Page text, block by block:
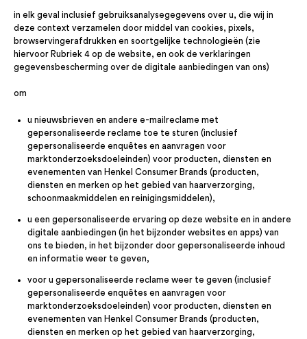
in elk geval inclusief gebruiksanalysegegevens over u, die wij in
deze context verzamelen door middel van cookies, pixels,
browservingerafdrukken en soortgelijke technologieën (zie
hiervoor Rubriek 4 op de website, en ook de verklaringen
gegevensbescherming over de digitale aanbiedingen van ons)
om
u nieuwsbrieven en andere e-mailreclame met
gepersonaliseerde reclame toe te sturen (inclusief
gepersonaliseerde enquêtes en aanvragen voor
marktonderzoeksdoeleinden) voor producten, diensten en
evenementen van Henkel Consumer Brands (producten,
diensten en merken op het gebied van haarverzorging,
schoonmaakmiddelen en reinigingsmiddelen),
u een gepersonaliseerde ervaring op deze website en in andere
digitale aanbiedingen (in het bijzonder websites en apps) van
ons te bieden, in het bijzonder door gepersonaliseerde inhoud
en informatie weer te geven,
voor u gepersonaliseerde reclame weer te geven (inclusief
gepersonaliseerde enquêtes en aanvragen voor
marktonderzoeksdoeleinden) voor producten, diensten en
evenementen van Henkel Consumer Brands (producten,
diensten en merken op het gebied van haarverzorging,